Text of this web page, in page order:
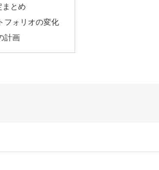
まとめ
フォリオの変化
計画